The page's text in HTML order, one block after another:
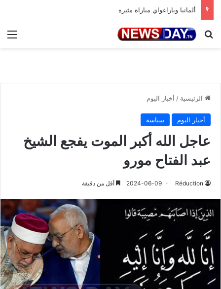
ألمانيا وباراغواي مباراة مثيرة
بحث عن
الرئيسية / أخبار اليوم
أخبار اليوم سياسة
عاجل الله أكبر الموت يفجع الشيخ
عبد الفتاح مورو
Réduction
2024-06-09 أقل من دقيقة